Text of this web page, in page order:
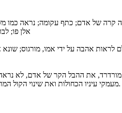
קרה של אדם; כתף עקומה; נראה כמו
אלן פו;
לראות אהבה על ידי אמו, מורגוס;
בלתי מחייבות. "